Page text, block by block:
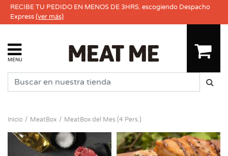
RECIBE TU PEDIDO EN MENOS DE 3HRS. escogiendo Despacho
Express(ver más)
MENU
Inicio MeatBox MeatBox del Mes (4 Pers.)